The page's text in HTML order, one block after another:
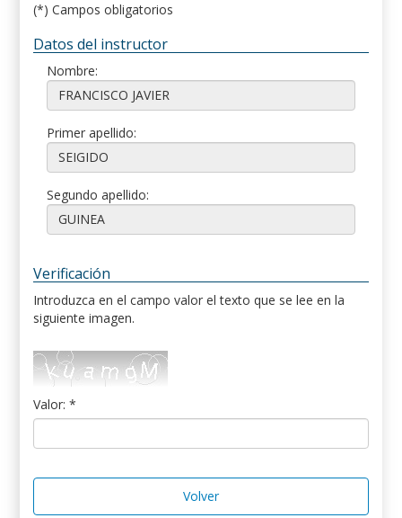
(*) Campos obligatorios
Datos del instructor
Nombre:
Primer apellido:
Segundo apellido:
Verificación
Introduzca en el campo valor el texto que se lee en la
siguiente imagen.
Valor: *
Volver